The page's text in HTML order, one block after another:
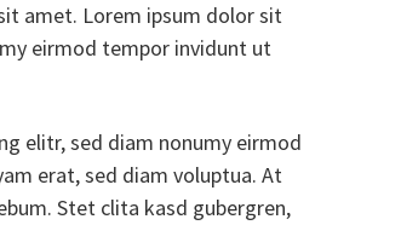
amet. Lorem ipsum dolor sit
eirmod tempor invidunt ut
elitr, sed diam nonumy eirmod
erat, sed diam voluptua. At
Stet clita kasd gubergren,